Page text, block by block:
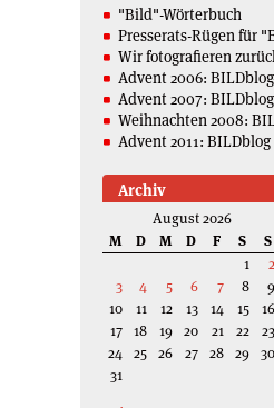
"Bild"-Wörterbuch
Presserats-Rügen für
Wir fotografieren
Advent 2006:
Advent 2007:
Weihnachten 2008:
Advent 2011: BILDblog
Archiv
August 2026
M
D M D F S
S
1
2
3
4 5 6 7 8
9
10
11 12 13 14 15
16
17 18 19 20 21 22
23
24 25 26 27 28 29 30
31